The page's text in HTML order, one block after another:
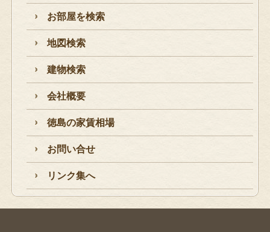
お部屋を検索
地図検索
建物検索
会社概要
徳島の家賃相場
お問い合せ
リンク集へ